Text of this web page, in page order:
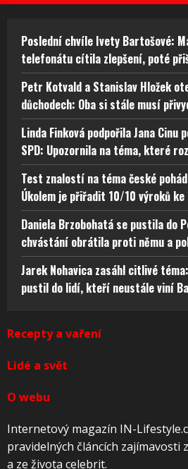
Poslední chvíle Ivety Bartošové:
telefonátu cítila zlepšení, poté
Petr Kotvald a Stanislav Hložek
důchodech: Oba si stále musí
Linda Finková podpořila Jana Cinu
SPD: Upozornila na téma, které
Test znalostí na téma české
Úkolem je přiřadit 10/10 výroků
Daniela Brzobohatá se pustila do
chvástání obrátila proti němu a
Jarek Nohavica zasáhl citlivé
pustil do lidí, kteří neustále viní
Recepty a vaření
Lidé a svět
O webu
Internetový magazín IN-
pravidelných článcích zajímavosti
a ze života celebrit.